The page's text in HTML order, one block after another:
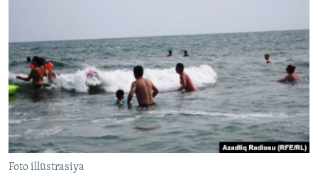
ARAŞDIRMA
MULTIMEDIA
VIDEO
FOTOQALEREYA
İNFOQRAFIKA
KARIKATURA
RADIO ARXIV
OXU ZALI
AZƏRBAYCAN ƏDƏBIYYATI KITABXANASI
İSLAM VƏ DEMOKRATIYA
HAQQIMIZDA
MISSIYAMIZ
PEŞƏ ETIKASI VƏ JURNALISTIKA STANDARTLARIMIZ
BIZI IZLƏ
Foto illüstrasiya